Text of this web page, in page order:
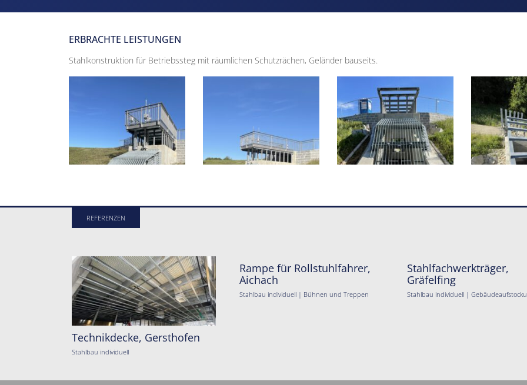
ERBRACHTE LEISTUNGEN
Stahlkonstruktion für Betriebssteg mit räumlichen Schutzrächen, Geländer bauseits.
REFERENZEN
Technikdecke, Gersthofen
Stahlbau individuell
Rampe für Rollstuhlfahrer,
Aichach
Stahlbau individuell | Bühnen und Treppen
Stahlfachwerkträger,
Gräfelfing
Stahlbau individuell |